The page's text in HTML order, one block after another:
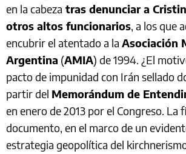
en la cabeza tras denunciar a
otros altos funcionarios, a los que
encubrir el atentado a la Asociación
Argentina (AMIA) de 1994. ¿El
pacto de impunidad con Irán sellado
partir del Memorándum de
en enero de 2013 por el Congreso. La
documento, en el marco de un
estrategia geopolítica del